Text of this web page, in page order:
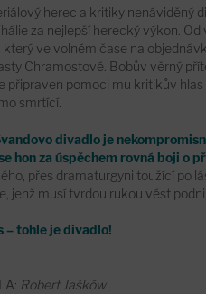
herec a kritiky nenáviděný
za nejlepší herecký výkon. Od
ve volném čase na
Chramostové. Bobův věrný
připraven pomoci mu kritikův hlas
smrtící.
divadlo je
hon za úspěchem rovná boji o
přes dramaturgyni toužící po
jenž musí tvrdou rukou vést
– tohle je divadlo!
Robert Jašków